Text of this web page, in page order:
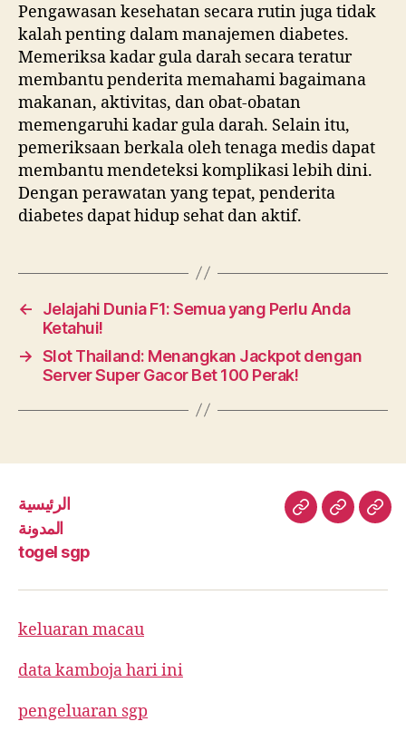
Pengawasan kesehatan secara rutin juga tidak
kalah penting dalam manajemen diabetes.
Memeriksa kadar gula darah secara teratur
membantu penderita memahami bagaimana
makanan, aktivitas, dan obat-obatan
memengaruhi kadar gula darah. Selain itu,
pemeriksaan berkala oleh tenaga medis dapat
membantu mendeteksi komplikasi lebih dini.
Dengan perawatan yang tepat, penderita
diabetes dapat hidup sehat dan aktif.
←
Jelajahi Dunia F1: Semua yang Perlu Anda
Ketahui!
→ Slot Thailand: Menangkan Jackpot dengan
Server Super Gacor Bet 100 Perak!
الرئيسية
المدونة
togel sgp
الرئيسيةالمدونة
keluaran macau
data kamboja hari ini
pengeluaran sgp